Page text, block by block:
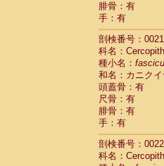
腓骨：有
手：有
剖検番号：
科名：
種小名：
和名：カニク
頭蓋骨：有
尺骨：有
腓骨：有
手：有
剖検番号：
科名：